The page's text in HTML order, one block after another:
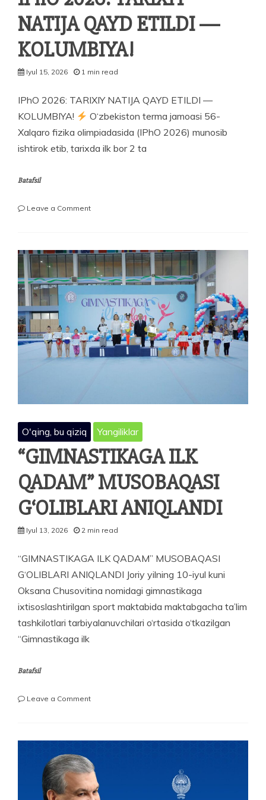
NATIJA QAYD ETILDI —
KOLUMBIYA!
Iyul 15, 2026 1 min read
IPhO 2026: TARIXIY NATIJA QAYD ETILDI —
KOLUMBIYA!
O‘zbekiston terma jamoasi 56-
Xalqaro fizika olimpiadasida (IPhO 2026) munosib
ishtirok etib, tarixda ilk bor 2 ta
Batafsil
Leave a Commenton
NATIJA
QAYD
ETILDI
KOLUMBIYA!
O'qing, bu qiziq Yangiliklar
“GIMNASTIKAGA ILK
QADAM” MUSOBAQASI
G‘OLIBLARI ANIQLANDI
Iyul 13, 2026 2 min read
“GIMNASTIKAGA ILK QADAM” MUSOBAQASI
G‘OLIBLARI ANIQLANDI Joriy yilning 10-iyul kuni
Oksana Chusovitina nomidagi gimnastikaga
ixtisoslashtirilgan sport maktabida maktabgacha ta’lim
tashkilotlari tarbiyalanuvchilari o‘rtasida o‘tkazilgan
“Gimnastikaga ilk
Batafsil
Leave a Commenton
ANIQLANDI